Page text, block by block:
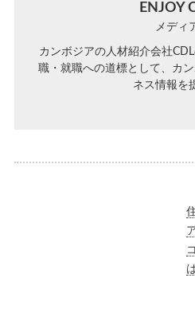
ENJOY
メディ
カンボジアの人材紹介会社
職・就職への道標として、カ
ネス情報を